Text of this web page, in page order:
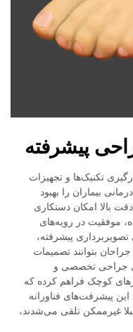
پیشرفته
تکنیک‌ها و تجهیزات
بیماران را بهبود
بالا امکان دستکاری
موفقیت در رویه‌های
پیشرفته،
بتوانند تصمیمات
جراحی تخصصی و
کوچک فراهم کرده که
پیشرفت‌های فناورانه
غیرممکن تلقی می‌شدند،